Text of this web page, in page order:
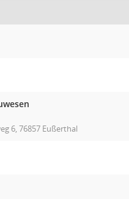
6, 76857 Eußerthal